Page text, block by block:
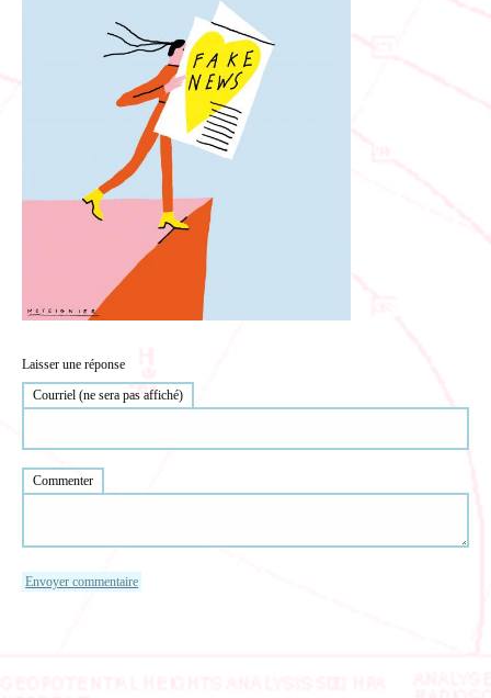
Laisser une réponse
Courriel (ne sera pas affiché)
Commenter